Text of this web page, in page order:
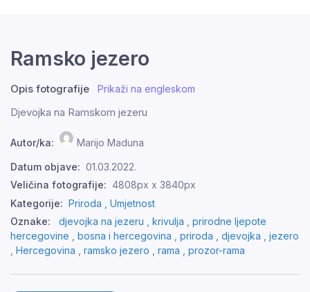
Ramsko jezero
Opis fotografije Prikaži na engleskom
Djevojka na Ramskom jezeru
Autor/ka: Marijo Maduna
Datum objave: 01.03.2022.
Veličina fotografije: 4808px x 3840px
Kategorije: Priroda , Umjetnost
Oznake:
djevojka na jezeru krivulja
prirodne ljepote
hercegovine
bosna i hercegovina priroda djevojka
jezero
Hercegovina ramsko jezero rama prozor-rama